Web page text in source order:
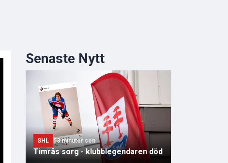
Senaste Nytt
SHL 53 minuter sen
Timrås sorg - klubblegendaren död